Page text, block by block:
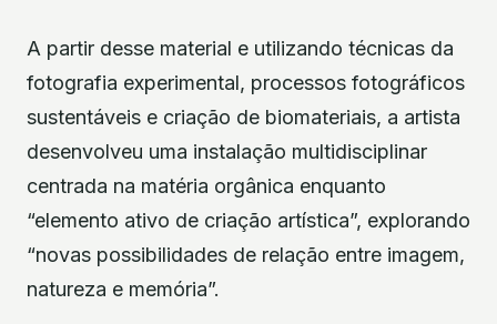
A partir desse material e utilizando técnicas da
fotografia experimental, processos fotográficos
sustentáveis e criação de biomateriais, a artista
desenvolveu uma instalação multidisciplinar
centrada na matéria orgânica enquanto
“elemento ativo de criação artística”, explorando
“novas possibilidades de relação entre imagem,
natureza e memória”.